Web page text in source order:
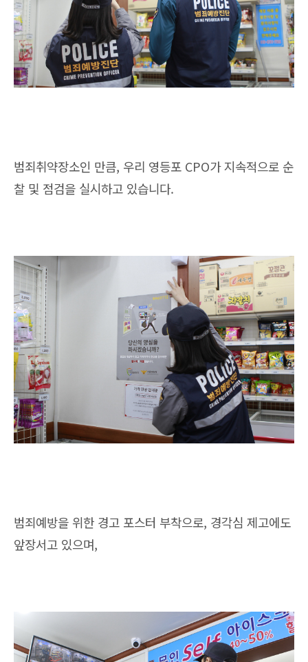
범죄취약장소인 만큼, 우리 영등포 CPO가 지속적으로 순
찰 및 점검을 실시하고 있습니다.
범죄예방을 위한 경고 포스터 부착으로, 경각심 제고에도
앞장서고 있으며,